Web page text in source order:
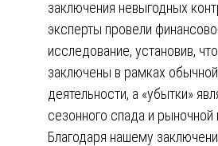
заключения невыгодных
эксперты провели
исследование, установив,
заключены в рамках
деятельности, а «убытки»
сезонного спада и рыночной
Благодаря нашему